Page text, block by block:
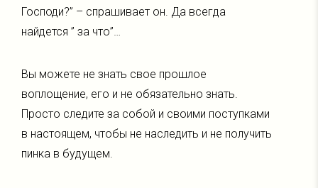
Господи?” – спрашивает он. Да всегда
найдется ” за что”…
Вы можете не знать свое прошлое
воплощение, его и не обязательно знать.
Просто следите за собой и своими поступками
в настоящем, чтобы не наследить и не получить
пинка в будущем.